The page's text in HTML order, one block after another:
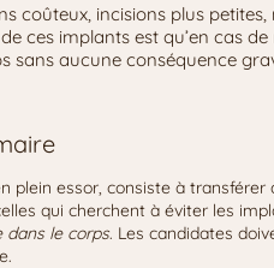
coûteux, incisions plus
ces implants est qu’en cas
sans aucune conséquence
plein essor, consiste à
qui cherchent à éviter les
dans le corps. Les candidates